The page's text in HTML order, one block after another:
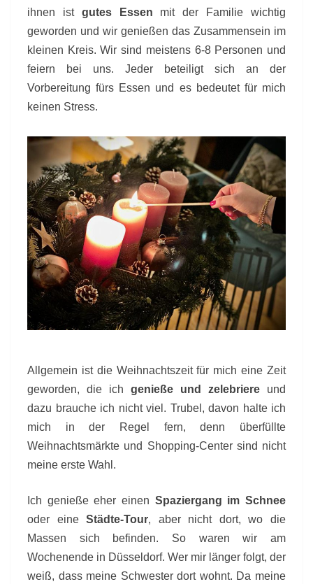
ihnen ist gutes Essen mit der Familie wichtig
geworden und wir genießen das Zusammensein im
kleinen Kreis. Wir sind meistens 6-8 Personen und
feiern bei uns. Jeder beteiligt sich an der
Vorbereitung fürs Essen und es bedeutet für mich
keinen Stress.
Allgemein ist die Weihnachtszeit für mich eine Zeit
geworden, die ich genieße und zelebriere und
dazu brauche ich nicht viel. Trubel, davon halte ich
mich in der Regel fern, denn überfüllte
Weihnachtsmärkte und Shopping-Center sind nicht
meine erste Wahl.
Ich genieße eher einen Spaziergang im Schnee
oder eineStädte-Tour, aber nicht dort, wo die
Massen sich befinden. So waren wir am
Wochenende in Düsseldorf. Wer mir länger folgt, der
weiß, dass meine Schwester dort wohnt. Da meine